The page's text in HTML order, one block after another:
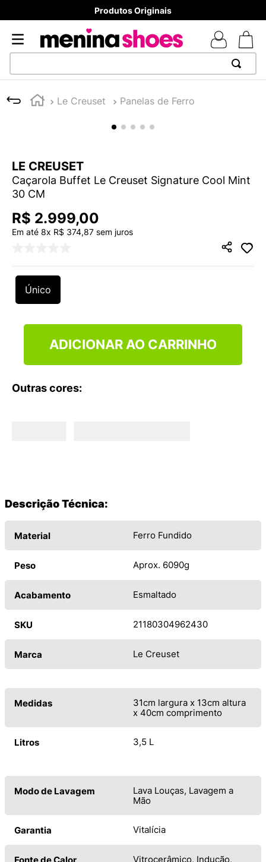
Produtos Originais
Le Creuset Panelas de Ferro
LE CREUSET
Caçarola Buffet Le Creuset Signature Cool Mint
30 CM
R$ 2.999,00
Em até 8x R$ 374,87 sem juros
Único
ADICIONAR AO CARRINHO
Outras cores:
Descrição Técnica:
Material Ferro Fundido
Peso Aprox. 6090g
Acabamento Esmaltado
SKU 21180304962430
Marca Le Creuset
Medidas
31cm largura x 13cm altura
x 40cm comprimento
Litros 3,5 L
Modo de Lavagem
Lava Louças, Lavagem a
Mão
Garantia Vitalícia
Vitrocerâmico, Indução,
1
TÊNIS NEWS BALANCE 530
MELISSAS MINI BABY
4º
TÊNIS VEJA WHITE
5
ADIDAS
º
7 º
MELISSA SLIDE
10º NEW 530